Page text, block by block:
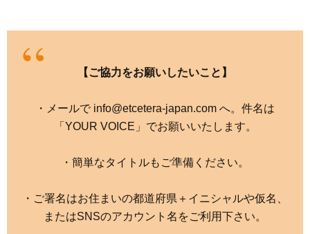
【ご協力をお願いしたいこと】
・メールで info@etcetera-japan.com へ。件名は
「YOUR VOICE」でお願いいたします。
・簡単なタイトルもご準備ください。
・ご署名はお住まいの都道府県＋イニシャルや仮名、
またはSNSのアカウント名をご利用下さい。